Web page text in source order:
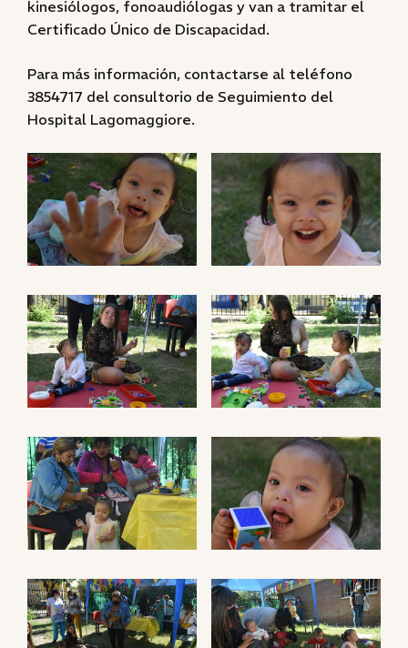
kinesiólogos, fonoaudiólogas y van a tramitar el
Certificado Único de Discapacidad.
Para más información, contactarse al teléfono
3854717 del consultorio de Seguimiento del
Hospital Lagomaggiore.